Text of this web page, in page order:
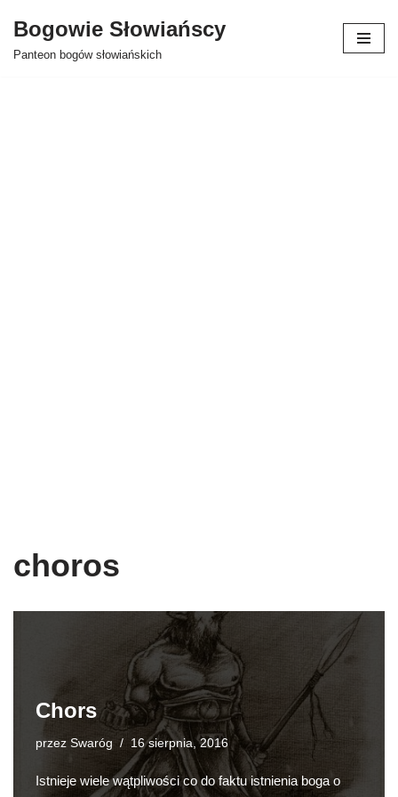
Przejdź
Bogowie Słowiańscy
Panteon bogów słowiańskich
choros
Chors
przez Swaróg 16 sierpnia, 2016
Istnieje wiele wątpliwości co do faktu istnienia boga o